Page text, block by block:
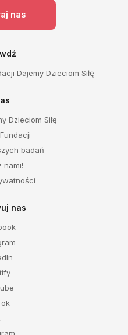
nas
Dajemy Dzieciom Siłę
Dzieciom Siłę
badań
nami!
nas